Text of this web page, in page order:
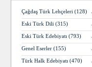
Çağdaş Türk Lehçeleri (128)
Eski Türk Dili (315)
Eski Türk Edebiyatı (793)
Genel Eserler (155)
Türk Halk Edebiyatı (470)